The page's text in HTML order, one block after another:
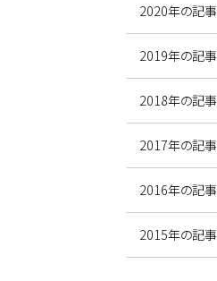
2020年の記事
2019年の記事
2018年の記事
2017年の記事
2016年の記事
2015年の記事